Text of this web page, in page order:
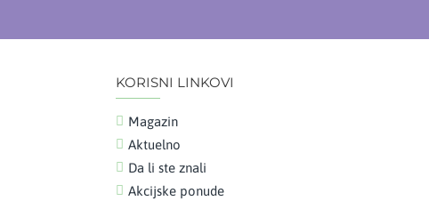
KORISNI LINKOVI
Magazin
Aktuelno
Da li ste znali
Akcijske ponude